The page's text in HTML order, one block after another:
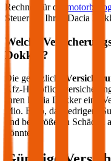
Rechner für die
Steuer für Ihren Dacia
Welche
Dokker ?
Die gesetzliche
Kfz-
Ihren Dacia Dokkereine
Mio. Euro, da niedrigere
und bei größeren
könnte.